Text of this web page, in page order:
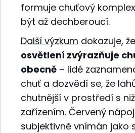
formuje chuťový
být až dechberoucí.
Další výzkum dokazuje, že
osvětlení zvýrazňuje
obecně – lidé
chuť a dozvědí se, že
chutnější v prostředí s
zařízením. Červený
subjektivně vnímán jako